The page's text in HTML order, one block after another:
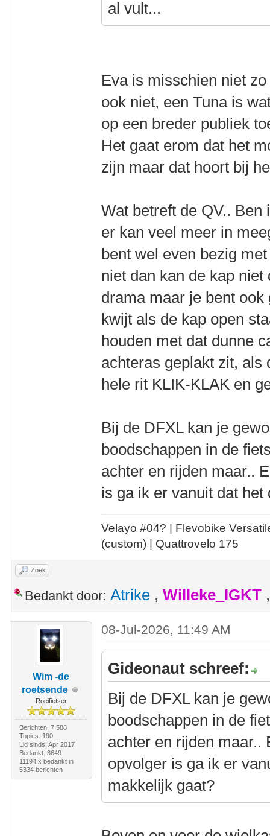
al vult...
Eva is misschien niet
ook niet, een Tuna is
op een breder publiek
Het gaat erom dat het
zijn maar dat hoort bij
Wat betreft de QV..
er kan veel meer in
bent wel even bezig
niet dan kan de kap
drama maar je bent
kwijt als de kap open
houden met dat dunne
achteras geplakt zit, als
hele rit KLIK-KLAK en
Bij de DFXL kan je
boodschappen in de
achter en rijden maar..
is ga ik er vanuit dat
Velayo #04? | Flevobike
(custom) | Quattrovelo 175
Zoek
Bedankt door: Atrike , Willeke_IGKT
Wim -de
roetsende
Roeifietser
Berichten: 7.588
Topics: 190
Lid sinds: Apr 2017
Bedankt: 3649
11194 x bedankt in
5334 berichten
08-Jul-2026, 11:49 AM
Gideonaut schreef:
Bij de DFXL kan je
boodschappen in de
achter en rijden maar..
opvolger is ga ik er
makkelijk gaat?